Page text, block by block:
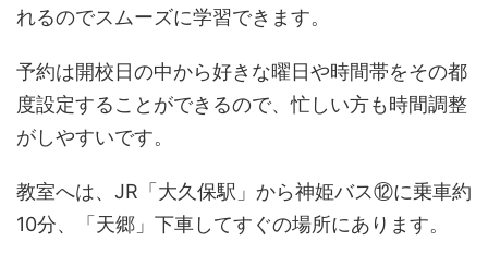
れるのでスムーズに学習できます。
予約は開校日の中から好きな曜日や時間帯をその都
度設定することができるので、忙しい方も時間調整
がしやすいです。
教室へは、JR「大久保駅」から神姫バス⑫に乗車約
10分、「天郷」下車してすぐの場所にあります。